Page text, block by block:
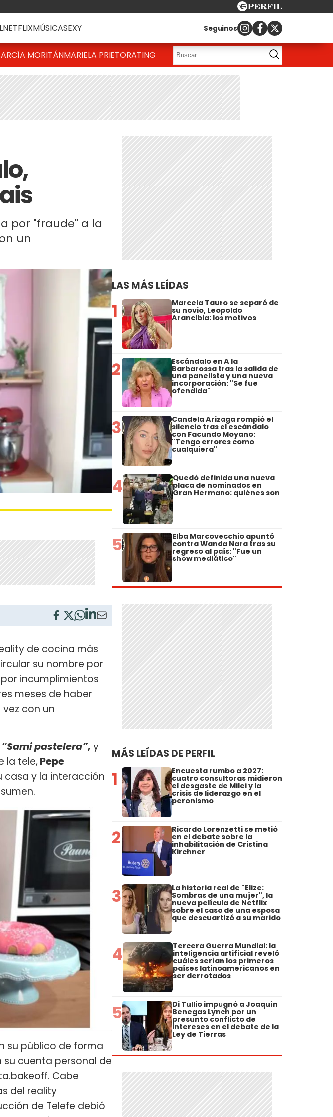
NETFLIXMÚSICASEXY Seguinos
MORITÁNMARIELA PRIETORATING
por "fraude" a la
un
de cocina más
su nombre por
incumplimientos
meses de haber
con un
“Sami pastelera”, y
la tele, Pepe
casa y la interacción
su público de forma
cuenta personal de
Cabe
del reality
de Telefe debió
LAS MÁS LEÍDAS
1 Marcela Tauro se separó de
su novio, Leopoldo
Arancibia: los motivos
2 Escándalo en A la
Barbarossa tras la salida de
una panelista y una nueva
incorporación: "Se fue
ofendida"
3 Candela Arizaga rompió el
silencio tras el escándalo
con Facundo Moyano:
"Tengo errores como
cualquiera"
4 Quedó definida una nueva
placa de nominados en
Gran Hermano: quiénes son
5 Elba Marcovecchio apuntó
contra Wanda Nara tras su
regreso al país: "Fue un
show mediático"
MÁS LEÍDAS DE PERFIL
1 Encuesta rumbo a 2027:
cuatro consultoras midieron
el desgaste de Milei y la
crisis de liderazgo en el
peronismo
2 Ricardo Lorenzetti se metió
en el debate sobre la
inhabilitación de Cristina
Kirchner
3 La historia real de "Elize:
Sombras de una mujer", la
nueva película de Netflix
sobre el caso de una esposa
que descuartizó a su marido
4 Tercera Guerra Mundial: la
inteligencia artificial reveló
cuáles serían los primeros
países latinoamericanos en
ser derrotados
5 Di Tullio impugnó a Joaquín
Benegas Lynch por un
presunto conflicto de
intereses en el debate de la
Ley de Tierras